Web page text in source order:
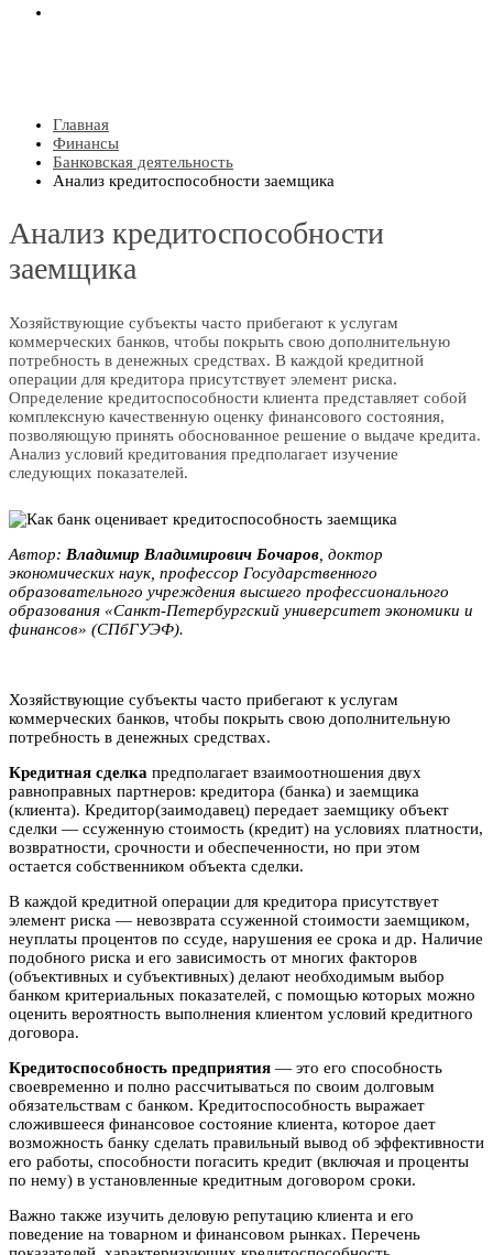
Главная
Финансы
Банковская деятельность
Анализ кредитоспособности заемщика
Анализ кредитоспособности
заемщика
Хозяйствующие субъекты часто прибегают к услугам
коммерческих банков, чтобы покрыть свою дополнительную
потребность в денежных средствах. В каждой кредитной
операции для кредитора присутствует элемент риска.
Определение кредитоспособности клиента представляет собой
комплексную качественную оценку финансового состояния,
позволяющую принять обоснованное решение о выдаче кредита.
Анализ условий кредитования предполагает изучение
следующих показателей.
Автор: Bлaдимиp Bлaдимиpович Бoчapoв, доктор
экономических наук, профессор Государственного
образовательного учреждения высшего профессионального
образования «Санкт-Петербургский университет экономики и
финансов» (СПбГУЭФ).
Хозяйствующие субъекты часто прибегают к услугам
коммерческих банков, чтобы покрыть свою дополнительную
потребность в денежных средствах.
Кредитная сделка предполагает взаимоотношения двух
равноправных партнеров: кредитора (банка) и заемщика
(клиента). Кредитор(заимодавец) передает заемщику объект
сделки — ссуженную стоимость (кредит) на условиях платности,
возвратности, срочности и обеспеченности, но при этом
остается собственником объекта сделки.
В каждой кредитной операции для кредитора присутствует
элемент риска — невозврата ссуженной стоимости заемщиком,
неуплаты процентов по ссуде, нарушения ее срока и др. Наличие
подобного риска и его зависимость от многих факторов
(объективных и субъективных) делают необходимым выбор
банком критериальных показателей, с помощью которых можно
оценить вероятность выполнения клиентом условий кредитного
договора.
Кредитоспособность предприятия — это его способность
своевременно и полно рассчитываться по своим долговым
обязательствам с банком. Кредитоспособность выражает
сложившееся финансовое состояние клиента, которое дает
возможность банку сделать правильный вывод об эффективности
его работы, способности погасить кредит (включая и проценты
по нему) в установленные кредитным договором сроки.
Важно также изучить деловую репутацию клиента и его
поведение на товарном и финансовом рынках. Перечень